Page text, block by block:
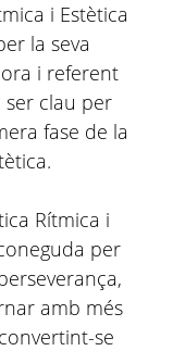
i Estètica
la seva
i referent
ser clau per
fase de la
Rítmica i
per
amb més
se